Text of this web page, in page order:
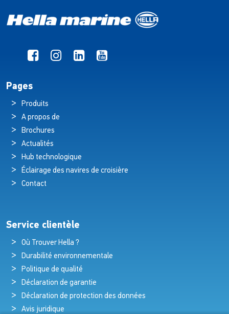
Pages
Produits
A propos de
Brochures
Actualités
Hub technologique
Éclairage des navires de croisière
Contact
Service clientèle
Où Trouver Hella ?
Durabilité environnementale
Politique de qualité
Déclaration de garantie
Déclaration de protection des données
Avis juridique